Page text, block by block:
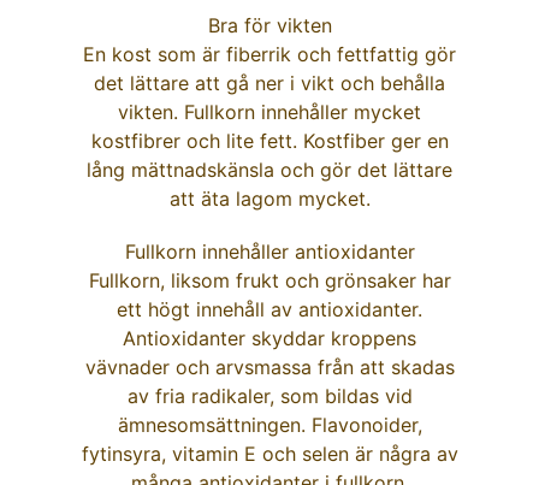
Bra för vikten
En kost som är fiberrik och fettfattig gör
det lättare att gå ner i vikt och behålla
vikten. Fullkorn innehåller mycket
kostfibrer och lite fett. Kostfiber ger en
lång mättnadskänsla och gör det lättare
att äta lagom mycket.
Fullkorn innehåller antioxidanter
Fullkorn, liksom frukt och grönsaker har
ett högt innehåll av antioxidanter.
Antioxidanter skyddar kroppens
vävnader och arvsmassa från att skadas
av fria radikaler, som bildas vid
ämnesomsättningen. Flavonoider,
fytinsyra, vitamin E och selen är några av